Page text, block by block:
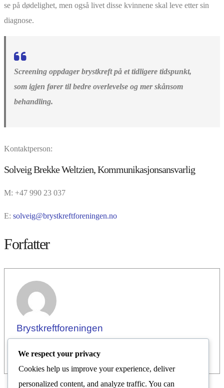
se på dødelighet, men også livet disse kvinnene skal leve etter sin
diagnose.
Screening oppdager brystkreft på et tidligere tidspunkt,
som igjen fører til bedre overlevelse og mer skånsom
behandling.
Kontaktperson:
Solveig Brekke Weltzien, Kommunikasjonsansvarlig
M: +47 990 23 037
E: solveig@brystkreftforeningen.no
Forfatter
Brystkreftforeningen
We respect your privacy
Cookies help us improve your experience, deliver
personalized content, and analyze traffic. You can